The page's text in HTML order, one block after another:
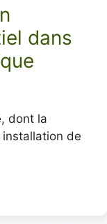
dans
dont la
installation de